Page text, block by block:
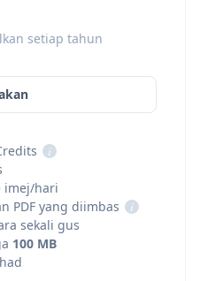
setiap tahun
i
imej/hari
PDF yang diimbas
i
sekali gus
100 MB